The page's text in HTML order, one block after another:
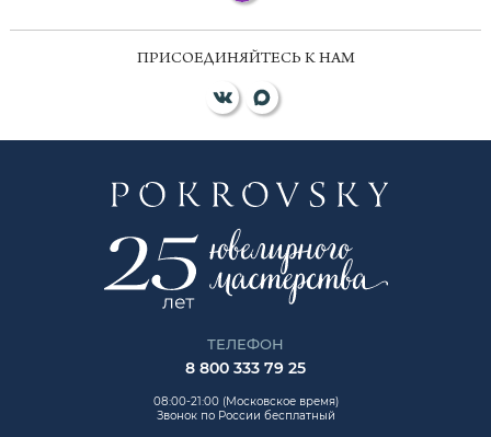
ПРИСОЕДИНЯЙТЕСЬ К НАМ
ТЕЛЕФОН
8 800 333 79 25
08:00-21:00 (Московское время)
Звонок по России бесплатный